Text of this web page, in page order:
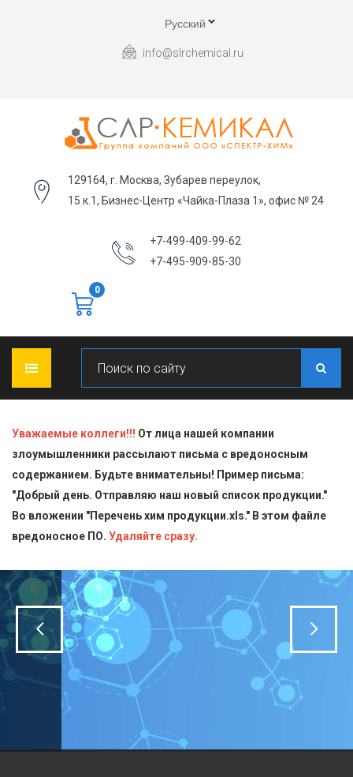
Русский
info@slrchemical.ru
129164, г. Москва, Зубарев переулок,
15 к.1, Бизнес-Центр «Чайка-Плаза 1», офис № 24
+7-499-409-99-62
+7-495-909-85-30
0
О КОМПАНИИ
ПРОДУКЦИЯ
Блескообразующие добавки
Индикаторы
Кислоты
Пищевая химия для производств
Стандарт-титры
Техническая химия
СТАТЬИ
ДОСТАВКА
СЕРТИФИКАТЫ
КОНТАКТЫ
Уважаемые коллеги!!! От лица нашей компании
злоумышленники рассылают письма с вредоносным
содержанием. Будьте внимательны! Пример письма:
"Добрый день. Отправляю наш новый список продукции."
Во вложении "Перечень хим продукции.xls." В этом файле
вредоносное ПО. Удаляйте сразу.